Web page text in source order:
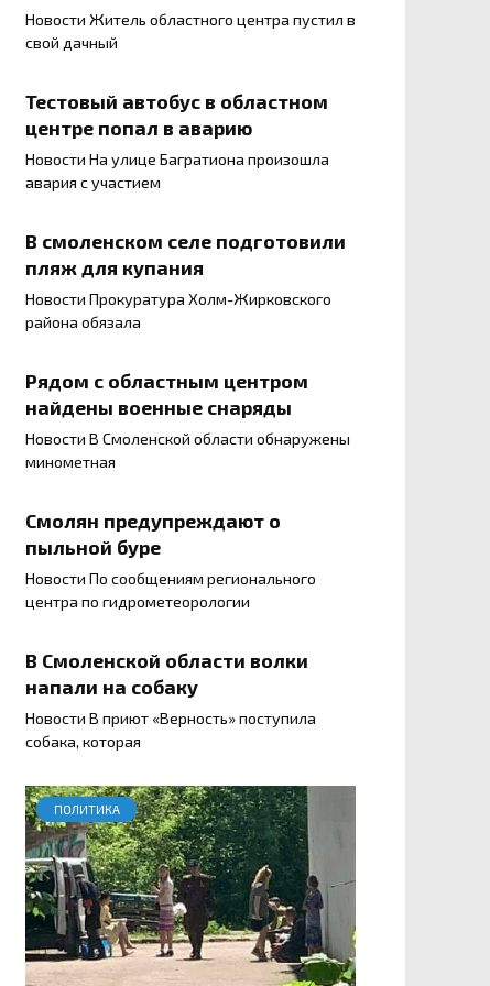
Новости Житель областного центра пустил в
свой дачный
Тестовый автобус в областном
центре попал в аварию
Новости На улице Багратиона произошла
авария с участием
В смоленском селе подготовили
пляж для купания
Новости Прокуратура Холм-Жирковского
района обязала
Рядом с областным центром
найдены военные снаряды
Новости В Смоленской области обнаружены
минометная
Смолян предупреждают о
пыльной буре
Новости По сообщениям регионального
центра по гидрометеорологии
В Смоленской области волки
напали на собаку
Новости В приют «Верность» поступила
собака, которая
ПОЛИТИКА